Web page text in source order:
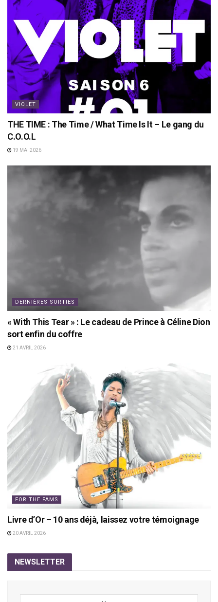
VIOLET
THE TIME : The Time / What Time Is It – Le gang du
C.O.O.L
19 MAI 2026
DERNIÈRES SORTIES
« With This Tear » : Le cadeau de Prince à Céline Dion
sort enfin du coffre
21 AVRIL 2026
FOR THE FAMS
Livre d’Or – 10 ans déjà, laissez votre témoignage
20 AVRIL 2026
NEWSLETTER